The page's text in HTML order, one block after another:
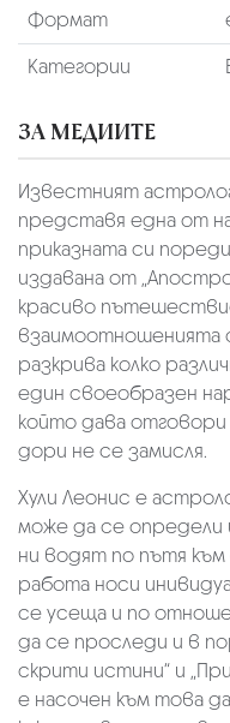
Формат
Категории
ЗА МЕДИИТЕ
Известният
представя една от
приказната си
издавана от
красиво
взаимоотношенията
разкрива колко
един своеобразен
който дава отговори
дори не се замисля.
Хули Леонис е
може да се определи
ни водят по пътя
работа носи
се усеща и по
да се проследи и в
скрити истини“ и
е насочен към това